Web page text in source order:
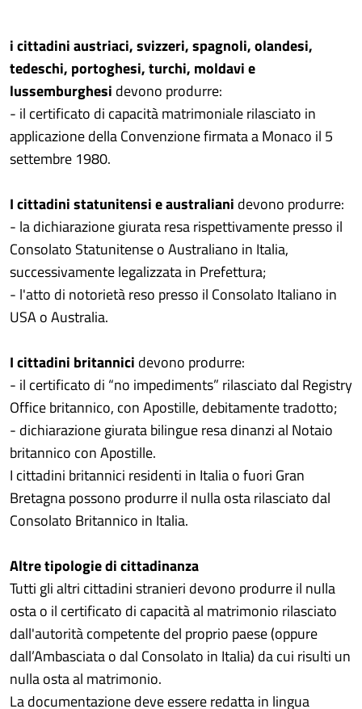
i cittadini austriaci, svizzeri, spagnoli, olandesi,
tedeschi, portoghesi, turchi, moldavi e
lussemburghesi devono produrre:
- il certificato di capacità matrimoniale rilasciato in
applicazione della Convenzione firmata a Monaco il 5
settembre 1980.
I cittadini statunitensi e australiani devono produrre:
- la dichiarazione giurata resa rispettivamente presso il
Consolato Statunitense o Australiano in Italia,
successivamente legalizzata in Prefettura;
- l'atto di notorietà reso presso il Consolato Italiano in
USA o Australia.
I cittadini britannici devono produrre:
- il certificato di “no impediments” rilasciato dal Registry
Office britannico, con Apostille, debitamente tradotto;
- dichiarazione giurata bilingue resa dinanzi al Notaio
britannico con Apostille.
I cittadini britannici residenti in Italia o fuori Gran
Bretagna possono produrre il nulla osta rilasciato dal
Consolato Britannico in Italia.
Altre tipologie di cittadinanza
Tutti gli altri cittadini stranieri devono produrre il nulla
osta o il certificato di capacità al matrimonio rilasciato
dall'autorità competente del proprio paese (oppure
dall’Ambasciata o dal Consolato in Italia) da cui risulti un
nulla osta al matrimonio.
La documentazione deve essere redatta in lingua